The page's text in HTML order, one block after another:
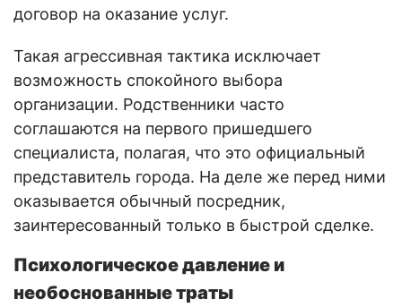
договор на оказание услуг.
Такая агрессивная тактика исключает
возможность спокойного выбора
организации. Родственники часто
соглашаются на первого пришедшего
специалиста, полагая, что это официальный
представитель города. На деле же перед ними
оказывается обычный посредник,
заинтересованный только в быстрой сделке.
Психологическое давление и
необоснованные траты